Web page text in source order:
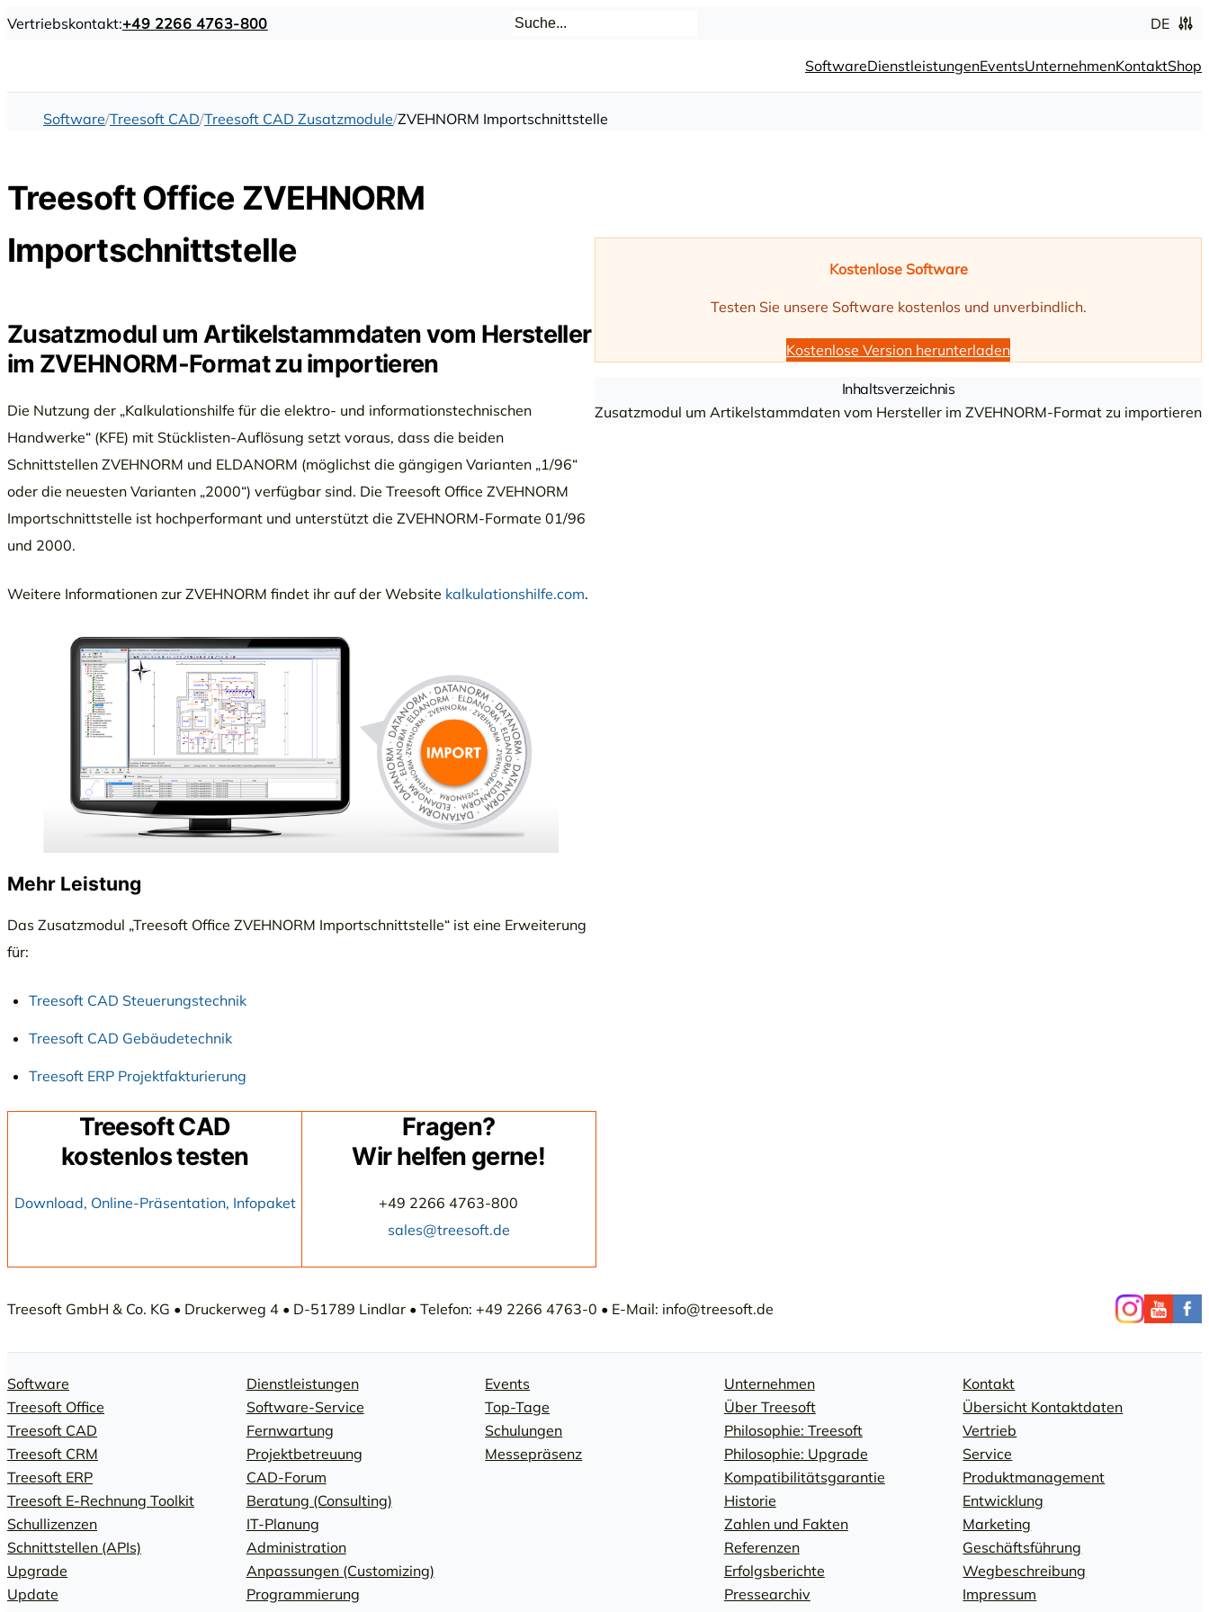
Vertriebskontakt:+49 2266 4763-800 DE
SoftwareDienstleistungenEventsUnternehmenKontaktShop
Software Treesoft CAD Treesoft CAD Zusatzmodule ZVEHNORM Importschnittstelle
Treesoft Office ZVEHNORM
Importschnittstelle
Zusatzmodul um Artikelstammdaten vom Hersteller
im ZVEHNORM-Format zu importieren
Die Nutzung der „Kalkulationshilfe für die elektro- und informationstechnischen
Handwerke“ (KFE) mit Stücklisten-Auflösung setzt voraus, dass die beiden
Schnittstellen ZVEHNORM und ELDANORM (möglichst die gängigen Varianten „1/96“
oder die neuesten Varianten „2000“) verfügbar sind. Die Treesoft Office ZVEHNORM
Importschnittstelle ist hochperformant und unterstützt die ZVEHNORM-Formate 01/96
und 2000.
Weitere Informationen zur ZVEHNORM findet ihr auf der Website kalkulationshilfe.com.
Mehr Leistung
Das Zusatzmodul „Treesoft Office ZVEHNORM Importschnittstelle“ ist eine Erweiterung
für:
Treesoft CAD Steuerungstechnik
Treesoft CAD Gebäudetechnik
Treesoft ERP Projektfakturierung
Treesoft CAD
kostenlos testen
Download, Online-Präsentation, Infopaket
Fragen?
Wir helfen gerne!
+49 2266 4763-800
sales@treesoft.de
Kostenlose Software
Testen Sie unsere Software kostenlos und unverbindlich.
Kostenlose Version herunterladen
Inhaltsverzeichnis
Zusatzmodul um Artikelstammdaten vom Hersteller im ZVEHNORM-Format zu importieren
Treesoft GmbH & Co. KG • Druckerweg 4 • D-51789 Lindlar • Telefon: +49 2266 4763-0 • E-Mail: info@treesoft.de
Software
Treesoft Office
Treesoft CAD
Treesoft CRM
Treesoft ERP
Treesoft E-Rechnung Toolkit
Schullizenzen
Schnittstellen (APIs)
Upgrade
Update
Dienstleistungen
Software-Service
Fernwartung
Projektbetreuung
CAD-Forum
Beratung (Consulting)
IT-Planung
Administration
Anpassungen (Customizing)
Programmierung
Events
Top-Tage
Schulungen
Messepräsenz
Unternehmen
Über Treesoft
Philosophie: Treesoft
Philosophie: Upgrade
Kompatibilitätsgarantie
Historie
Zahlen und Fakten
Referenzen
Erfolgsberichte
Pressearchiv
Kontakt
Übersicht Kontaktdaten
Vertrieb
Service
Produktmanagement
Entwicklung
Marketing
Geschäftsführung
Wegbeschreibung
Impressum